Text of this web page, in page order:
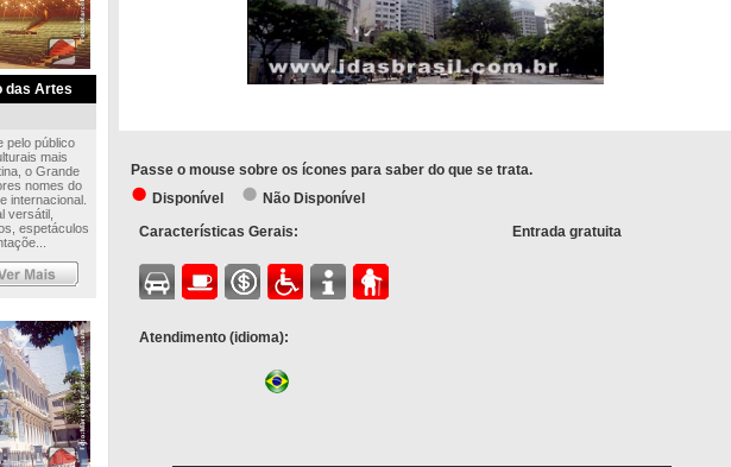
das Artes
pelo público
mais
o Grande
nomes do
internacional.
versátil,
espetáculos
Passe o mouse sobre os ícones para saber do que se trata.
Disponível
Não Disponível
Características Gerais:
Atendimento (idioma):
Entrada gratuita